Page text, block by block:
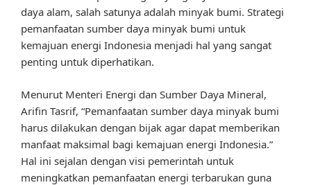
daya alam, salah satunya adalah minyak bumi. Strategi
pemanfaatan sumber daya minyak bumi untuk
kemajuan energi Indonesia menjadi hal yang sangat
penting untuk diperhatikan.
Menurut Menteri Energi dan Sumber Daya Mineral,
Arifin Tasrif, “Pemanfaatan sumber daya minyak bumi
harus dilakukan dengan bijak agar dapat memberikan
manfaat maksimal bagi kemajuan energi Indonesia.”
Hal ini sejalan dengan visi pemerintah untuk
meningkatkan pemanfaatan energi terbarukan guna